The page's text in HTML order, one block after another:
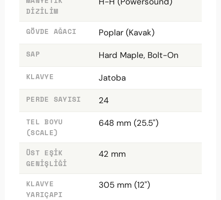
DIZILIM
GÖVDE AĞACI Poplar (Kavak)
SAP Hard Maple, Bolt-On
KLAVYE Jatoba
PERDE SAYISI 24
TEL BOYU
(SCALE)
648 mm (25.5")
ÜST EŞIK
GENIŞLIĞI
42 mm
KLAVYE
YARIÇAPI
305 mm (12")